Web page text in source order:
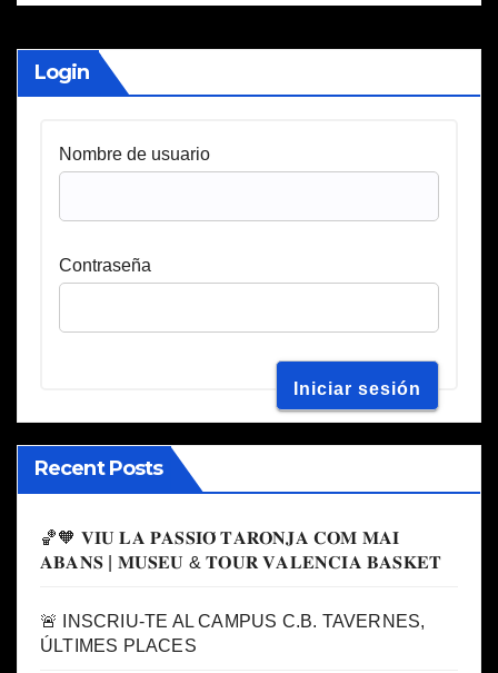
Login
Nombre de usuario
Contraseña
Recent Posts
🏀🧡 𝐕𝐈𝐔 𝐋𝐀 𝐏𝐀𝐒𝐒𝐈𝐎́ 𝐓𝐀𝐑𝐎𝐍𝐉𝐀 𝐂𝐎𝐌 𝐌𝐀𝐈
𝐀𝐁𝐀𝐍𝐒 | 𝐌𝐔𝐒𝐄𝐔 & 𝐓𝐎𝐔𝐑 𝐕𝐀𝐋𝐄𝐍𝐂𝐈𝐀 𝐁𝐀𝐒𝐊𝐄𝐓
🚨 INSCRIU-TE AL CAMPUS C.B. TAVERNES,
ÚLTIMES PLACES